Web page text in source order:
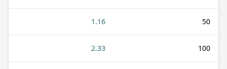
50
1.16
100
2.33